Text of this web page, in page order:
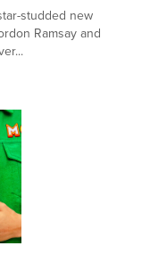
studded new
Ramsay and